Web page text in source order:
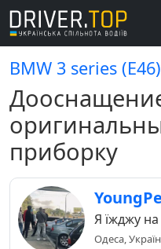
BMW 3 series
приборку
Я їжджу на
Одеса,